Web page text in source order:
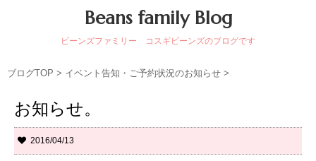
Beans family Blog
ビーンズファミリー コスギビーンズのブログです
ブログTOP > イベント告知・ご予約状況のお知らせ >
お知らせ。
2016/04/13